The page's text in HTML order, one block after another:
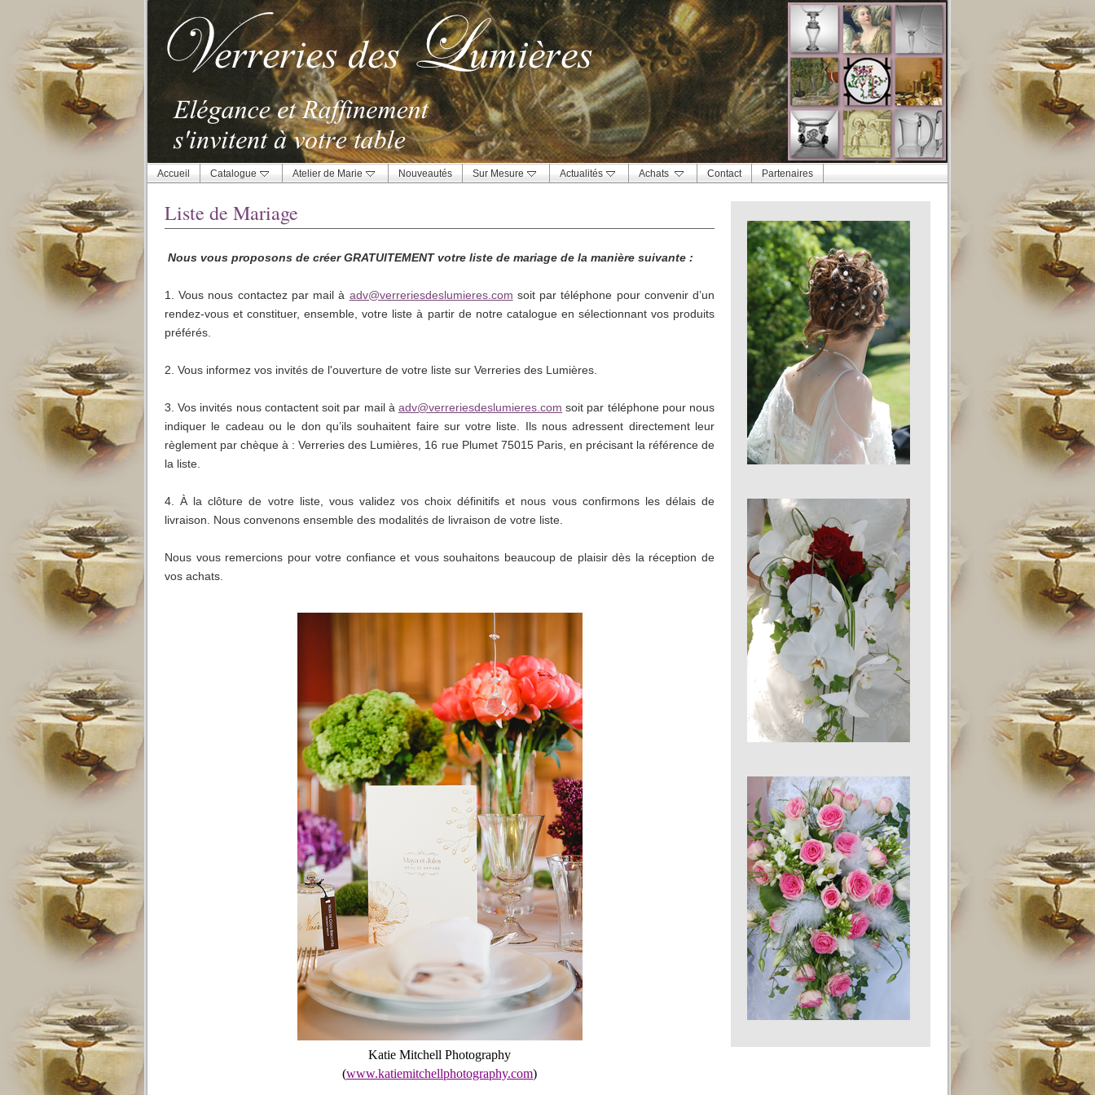
Accueil Catalogue Atelier de Marie Nouveautés Sur Mesure Actualités Achats Contact Partenaires
Liste de Mariage
Nous vous proposons de créer GRATUITEMENT votre liste de mariage de la manière suivante :
1. Vous nous contactez par mail à adv@verreriesdeslumieres.com soit par téléphone pour convenir d’un
rendez-vous et constituer, ensemble, votre liste à partir de notre catalogue en sélectionnant vos produits
préférés.
2. Vous informez vos invités de l'ouverture de votre liste sur Verreries des Lumières.
3. Vos invités nous contactent soit par mail à adv@verreriesdeslumieres.com soit par téléphone pour nous
indiquer le cadeau ou le don qu’ils souhaitent faire sur votre liste. Ils nous adressent directement leur
règlement par chèque à : Verreries des Lumières, 16 rue Plumet 75015 Paris, en précisant la référence de
la liste.
4. À la clôture de votre liste, vous validez vos choix définitifs et nous vous confirmons les délais de
livraison. Nous convenons ensemble des modalités de livraison de votre liste.
Nous vous remercions pour votre confiance et vous souhaitons beaucoup de plaisir dès la réception de
vos achats.
Katie Mitchell Photography
(www.katiemitchellphotography.com)